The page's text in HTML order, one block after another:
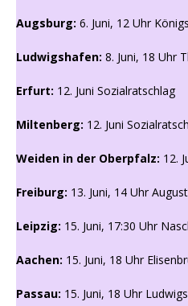
Augsburg: 6. Juni, 12 Uhr
Ludwigshafen: 8. Juni, 18 Uhr
Erfurt: 12. Juni Sozialratschlag
Miltenberg: 12. Juni
Weiden in der Oberpfalz: 12.
Freiburg: 13. Juni, 14 Uhr
Leipzig: 15. Juni, 17:30 Uhr
Aachen: 15. Juni, 18 Uhr
Passau: 15. Juni, 18 Uhr